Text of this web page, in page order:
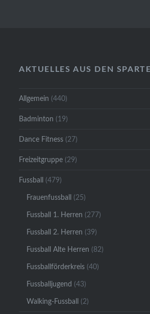
AKTUELLES AUS DEN
Allgemein (440)
Badminton (19)
Dance Fitness (27)
Freizeitgruppe (29)
Fussball (479)
Frauenfussball (25)
Fussball 1. Herren (277)
Fussball 2. Herren (39)
Fussball Alte Herren (82)
Fussballförderkreis (40)
Fussballjugend (43)
Walking-Fussball (2)